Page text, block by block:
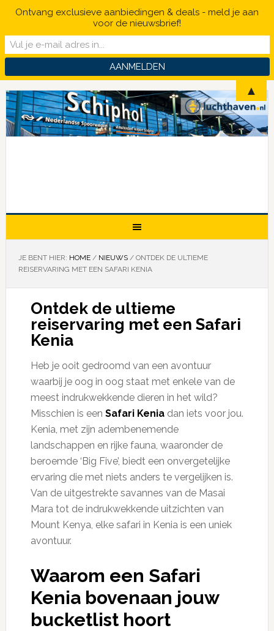
JE BENT HIER: HOME / NIEUWS /ONTDEK DE ULTIEME
REISERVARING MET EEN SAFARI KENIA
Ontdek de ultieme
reiservaring met een Safari
Kenia
Heb je ooit gedroomd van een avontuur
waarbij je oog in oog staat met enkele van de
meest indrukwekkende dieren in het wild?
Misschien is een Safari Keniadan iets voor jou.
Kenia, met zijn adembenemende
landschappen en rijke fauna, waaronder de
beroemde ‘Big Five’, biedt een onvergetelijke
ervaring die met niets anders te vergelijken is.
Van de uitgestrekte savannes van de Masai
Mara tot de indrukwekkende uitzichten van
Mount Kenya, elke safari in Kenia is een uniek
avontuur.
Waarom een Safari
Kenia bovenaan jouw
bucketlist hoort
Ontvang exclusieve aanbiedingen & deals - meld je aan
voor de nieuwsbrief!
▲